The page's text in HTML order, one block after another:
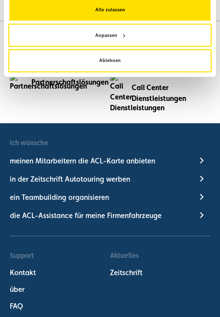
Alle zulassen
Anpassen
Ablehnen
Partnerschaftslösungen
Call Center
Dienstleistungen
Ich wünsche
meinen Mitarbeitern die ACL-Karte anbieten
in der Zeitschrift Autotouring werben
ein Teambuilding organisieren
die ACL-Assistance für meine Firmenfahrzeuge
Support
Kontakt
über
FAQ
Aktuelles
Zeitschrift